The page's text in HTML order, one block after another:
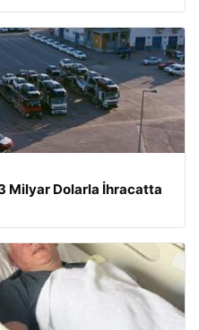
Milyar Dolarla İhracatta